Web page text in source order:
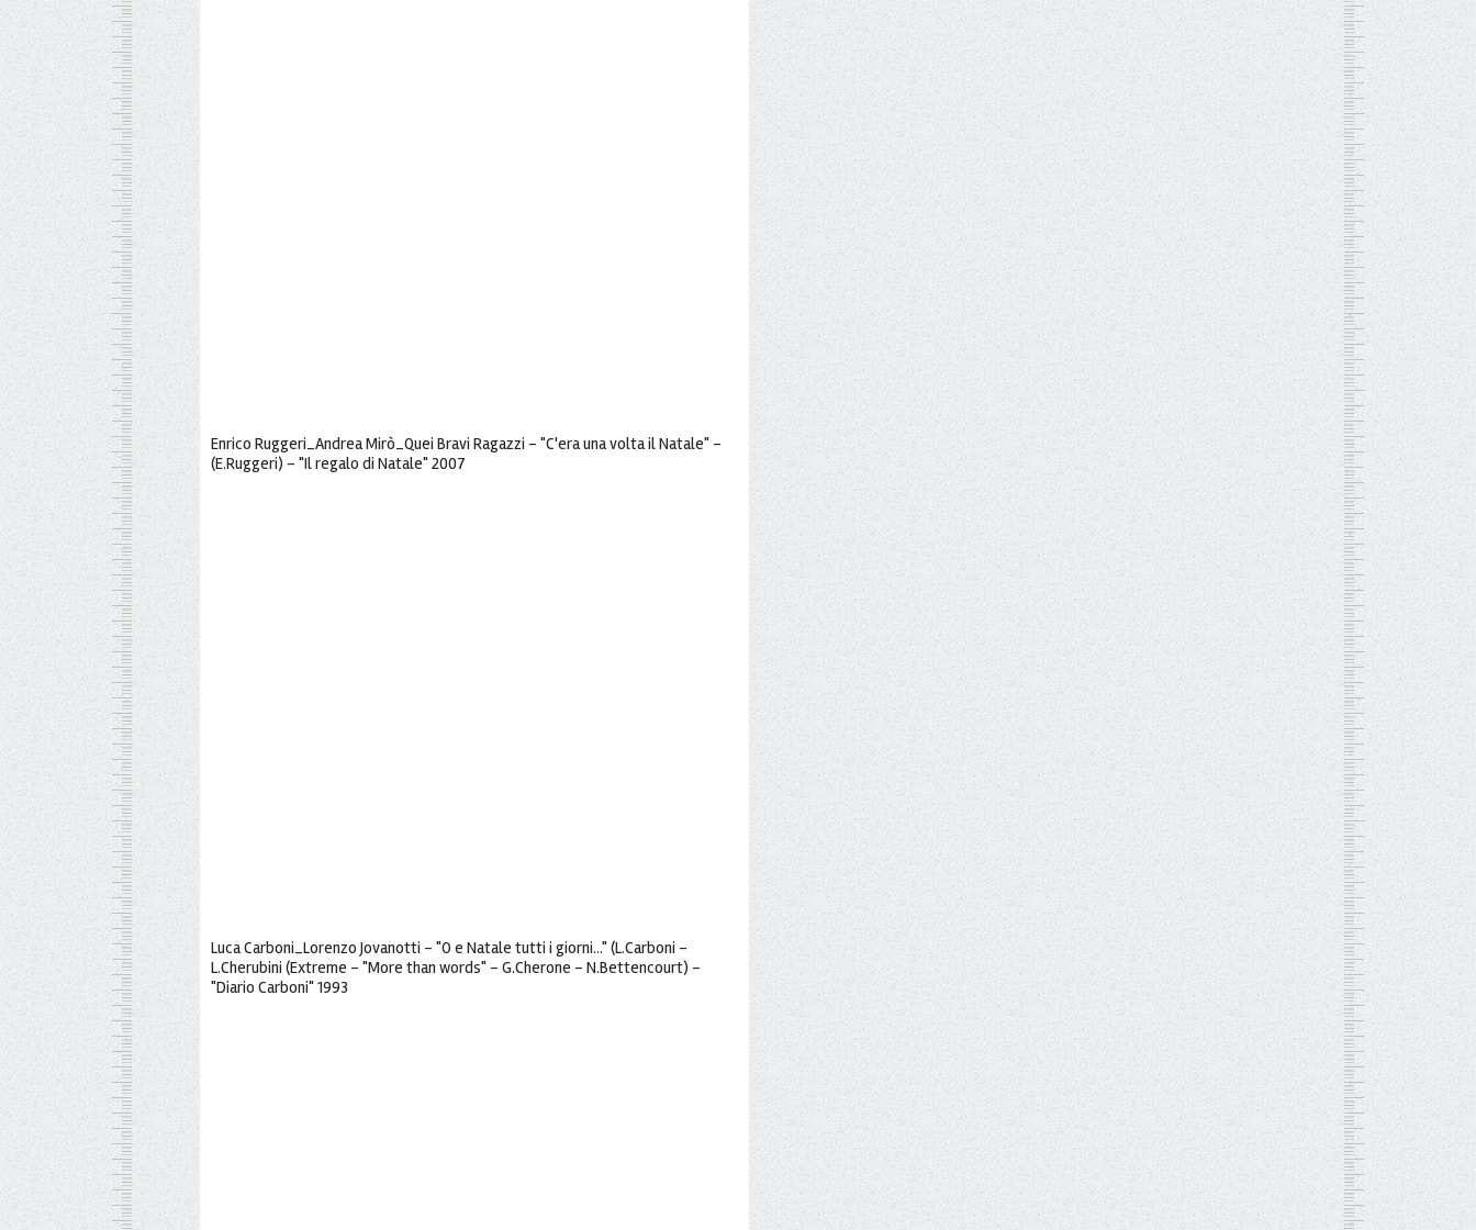
Enrico Ruggeri_Andrea Mirò_Quei Bravi Ragazzi - "C'era una volta il Natale" -
(E.Ruggeri) - "Il regalo di Natale" 2007
Luca Carboni_Lorenzo Jovanotti - "O e Natale tutti i giorni..." (L.Carboni -
L.Cherubini (Extreme - "More than words" - G.Cherone - N.Bettencourt) -
"Diario Carboni" 1993